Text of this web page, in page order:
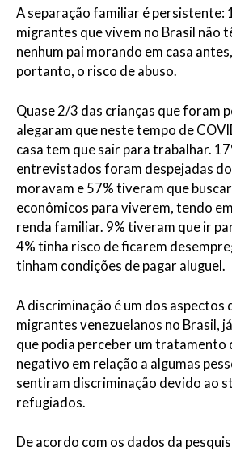
A separação familiar é persistente:
migrantes que vivem no Brasil não
nenhum pai morando em casa
portanto, o risco de abuso.
Quase 2/3 das crianças que foram
alegaram que neste tempo de
casa tem que sair para trabalhar.
entrevistados foram despejadas
moravam e 57% tiveram que
econômicos para viverem, tendo
renda familiar. 9% tiveram que ir
4% tinha risco de ficarem
tinham condições de pagar aluguel.
A discriminação é um dos aspectos
migrantes venezuelanos no Brasil,
que podia perceber um tratamento
negativo em relação a algumas
sentiram discriminação devido ao
refugiados.
De acordo com os dados da